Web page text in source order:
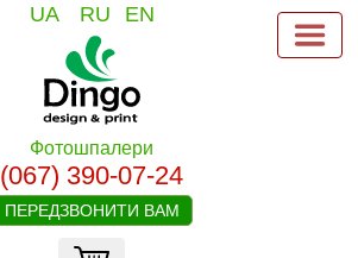
UA RU EN
Фотошпалери
(067) 390-07-24
ПЕРЕДЗВОНИТИ ВАМ